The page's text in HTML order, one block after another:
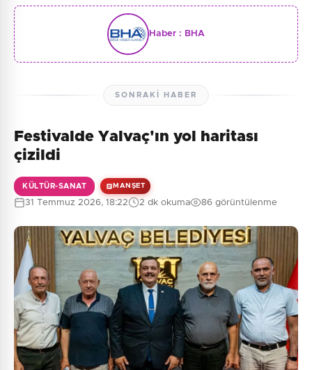
Haber : BHA
SONRAKI HABER
Festivalde Yalvaç'ın yol haritası
çizildi
KÜLTÜR-SANAT MANŞET
31 Temmuz 2026, 18:22 2 dk okuma 86 görüntülenme